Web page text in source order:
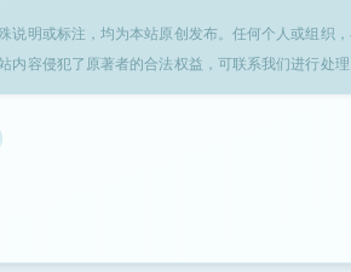
说明或标注，均为本站原创发布。任何个人或组织
内容侵犯了原著者的合法权益，可联系我们进行处理